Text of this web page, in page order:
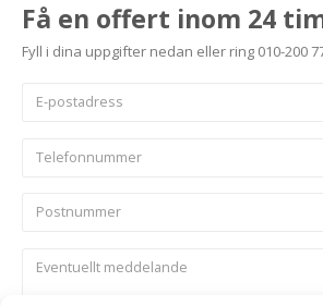
Få en offert inom 24
Fyll i dina uppgifter nedan eller ring 010-200